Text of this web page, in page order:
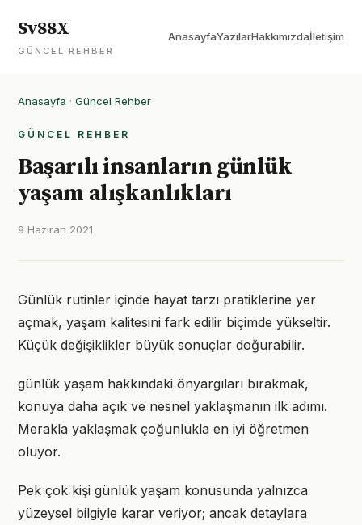
Sv88X
GÜNCEL REHBER
AnasayfaYazılarHakkımızdaİletişim
Anasayfa · Güncel Rehber
GÜNCEL REHBER
Başarılı insanların günlük
yaşam alışkanlıkları
9 Haziran 2021
Günlük rutinler içinde hayat tarzı pratiklerine yer
açmak, yaşam kalitesini fark edilir biçimde yükseltir.
Küçük değişiklikler büyük sonuçlar doğurabilir.
günlük yaşam hakkındaki önyargıları bırakmak,
konuya daha açık ve nesnel yaklaşmanın ilk adımı.
Merakla yaklaşmak çoğunlukla en iyi öğretmen
oluyor.
Pek çok kişi günlük yaşam konusunda yalnızca
yüzeysel bilgiyle karar veriyor; ancak detaylara